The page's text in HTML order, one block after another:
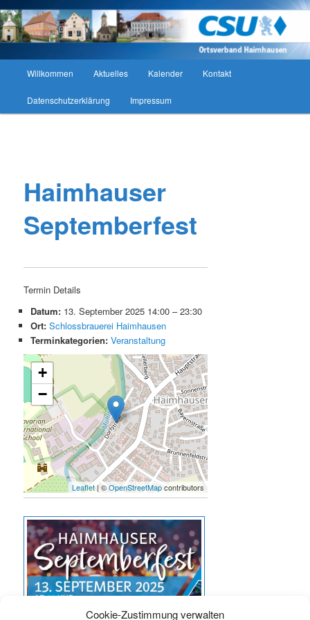
Cookie-Zustimmung verwalten
Zum
primären
Inhalt
CSU Ortsverband Haimhausen
CSU Ortsverband Haimhausen
Willkommen Aktuelles Kalender Kontakt
Datenschutzerklärung Impressum
Haimhauser
Septemberfest
Termin Details
Datum: 13. September 2025 14:00 –23:30
Ort: Schlossbrauerei Haimhausen
Terminkategorien: Veranstaltung
+
−
Leaflet| ©OpenStreetMapcontributors